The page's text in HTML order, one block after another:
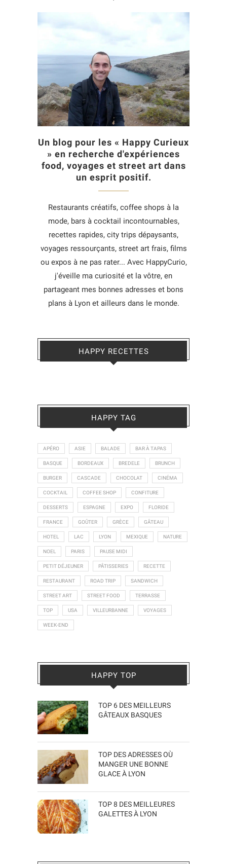
Un blog pour les « Happy Curieux
» en recherche d'expériences
food, voyages et street art dans
un esprit positif.
Restaurants créatifs, coffee shops à la
mode, bars à cocktail incontournables,
recettes rapides, city trips dépaysants,
voyages ressourçants, street art frais, films
ou expos à ne pas rater... Avec HappyCurio,
j'éveille ma curiosité et la vôtre, en
partageant mes bonnes adresses et bons
plans à Lyon et ailleurs dans le monde.
HAPPY RECETTES
HAPPY TAG
APÉRO ASIE BALADE BAR À TAPAS
BASQUE BORDEAUX BREDELE BRUNCH
BURGER CASCADE CHOCOLAT CINÉMA
COCKTAIL COFFEE SHOP CONFITURE
DESSERTS ESPAGNE EXPO FLORIDE
FRANCE GOÛTER GRÈCE GÂTEAU
HOTEL LAC LYON MEXIQUE NATURE
NOEL PARIS PAUSE MIDI
PETIT DÉJEUNER PÂTISSERIES RECETTE
RESTAURANT ROAD TRIP SANDWICH
STREET ART STREET FOOD TERRASSE
TOP USA VILLEURBANNE VOYAGES
WEEK-END
HAPPY TOP
TOP 6 DES MEILLEURS
GÂTEAUX BASQUES
TOP DES ADRESSES OÙ
MANGER UNE BONNE
GLACE À LYON
TOP 8 DES MEILLEURES
GALETTES À LYON